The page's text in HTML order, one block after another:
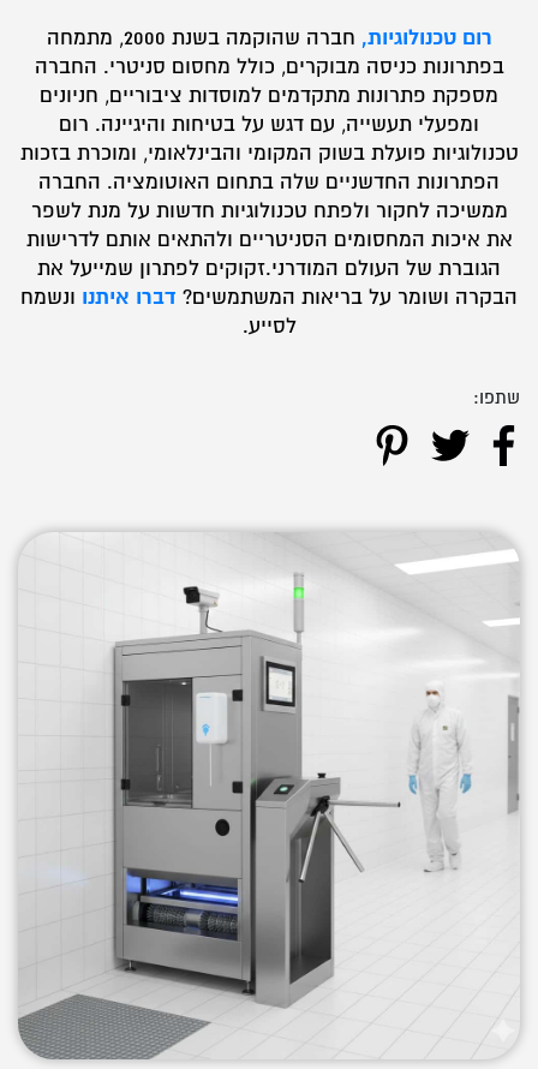
רום טכנולוגיות,
חברה שהוקמה בשנת 2000, מתמחה
בפתרונות כניסה מבוקרים, כולל מחסום סניטרי. החברה
מספקת פתרונות מתקדמים למוסדות ציבוריים, חניונים
ומפעלי תעשייה, עם דגש על בטיחות והיגיינה. רום
טכנולוגיות פועלת בשוק המקומי והבינלאומי, ומוכרת בזכות
הפתרונות החדשניים שלה בתחום האוטומציה. החברה
ממשיכה לחקור ולפתח טכנולוגיות חדשות על מנת לשפר
את איכות המחסומים הסניטריים ולהתאים אותם לדרישות
הגוברת של העולם המודרני.זקוקים לפתרון שמייעל את
הבקרה ושומר על בריאות המשתמשים? דברו איתנו ונשמח
לסייע.
שתפו: